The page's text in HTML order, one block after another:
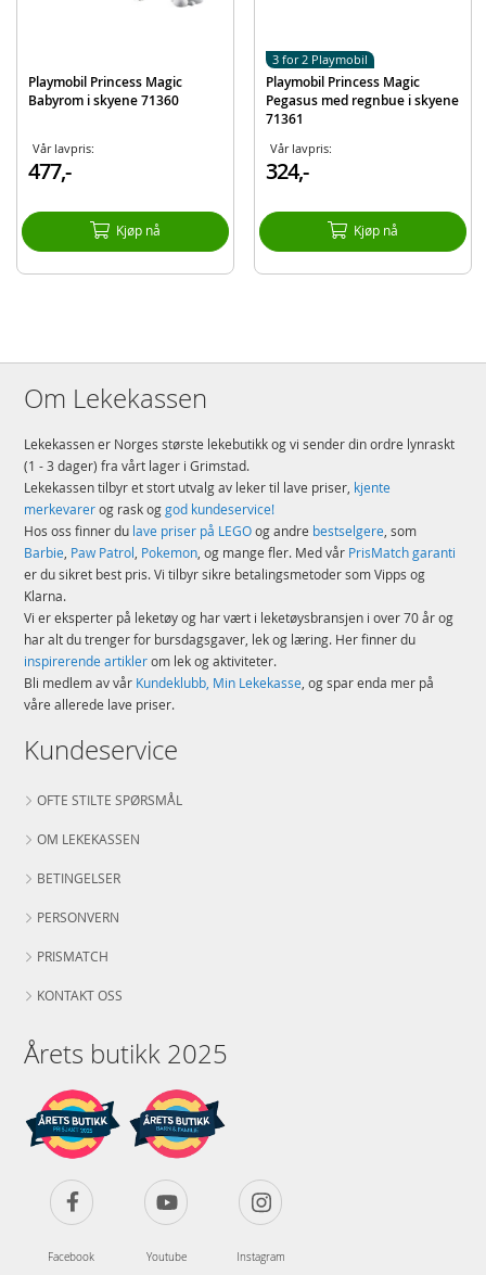
Produktdetaljer
Modell
Merke Playmobil
Playmobil Princess Magic
Babyrom i skyene 71360
Vår lavpris:
477,-
Kjøp nå
Playmobil Princess Magic
Pegasus med regnbue i skyene
71361
Vår lavpris:
324,-
Kjøp nå
3 for 2 Playmobil
Om Lekekassen
Lekekassen er Norges største lekebutikk og vi sender din ordre lynraskt
(1 - 3 dager) fra vårt lager i Grimstad.
Lekekassen tilbyr et stort utvalg av leker til lave priser, kjente
merkevarerog rask oggod kundeservice!
Hos oss finner du lave priser på LEGOog andre bestselgere, som
Barbie, Paw Patrol, Pokemon, og mange fler. Med vår PrisMatch garanti
er du sikret best pris. Vi tilbyr sikre betalingsmetoder som Vipps og
Klarna.
Vi er eksperter på leketøy og har vært i leketøysbransjen i over 70 år og
har alt du trenger for bursdagsgaver, lek og læring. Her finner du
inspirerende artiklerom lek og aktiviteter.
Bli medlem av vår Kundeklubb, Min Lekekasse, og spar enda mer på
våre allerede lave priser.
Kundeservice
OFTE STILTE SPØRSMÅL
OM LEKEKASSEN
BETINGELSER
PERSONVERN
PRISMATCH
KONTAKT OSS
Årets butikk 2025
Facebook Youtube Instagram